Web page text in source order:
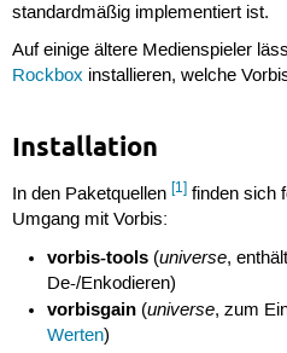
standardmäßig implementiert ist.
Auf einige ältere Medienspieler
Rockbox installieren, welche
Installation
In den Paketquellen [1]finden sich
Umgang mit Vorbis:
vorbis-tools (universe,
De-/Enkodieren)
vorbisgain (universe, zum
Werten)